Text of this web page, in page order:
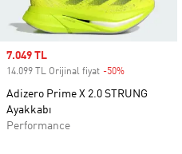
Sale price
7.049 TL
14.099 TL Orijinal fiyat -50%
Adizero Prime X 2.0 STRUNG
Ayakkabı
Performance